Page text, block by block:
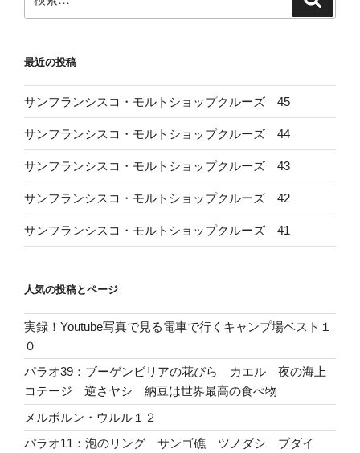
索:
最近の投稿
サンフランシスコ・モルトショップクルーズ 45
サンフランシスコ・モルトショップクルーズ 44
サンフランシスコ・モルトショップクルーズ 43
サンフランシスコ・モルトショップクルーズ 42
サンフランシスコ・モルトショップクルーズ 41
人気の投稿とページ
実録！Youtube写真で見る電車で行くキャンプ場ベスト１
０
パラオ39：ブーゲンビリアの花びら カエル 夜の海上
コテージ 逆さヤシ 納豆は世界最高の食べ物
メルボルン・ウルル１２
パラオ11：泡のリング サンゴ礁 ツノダシ ブダイ